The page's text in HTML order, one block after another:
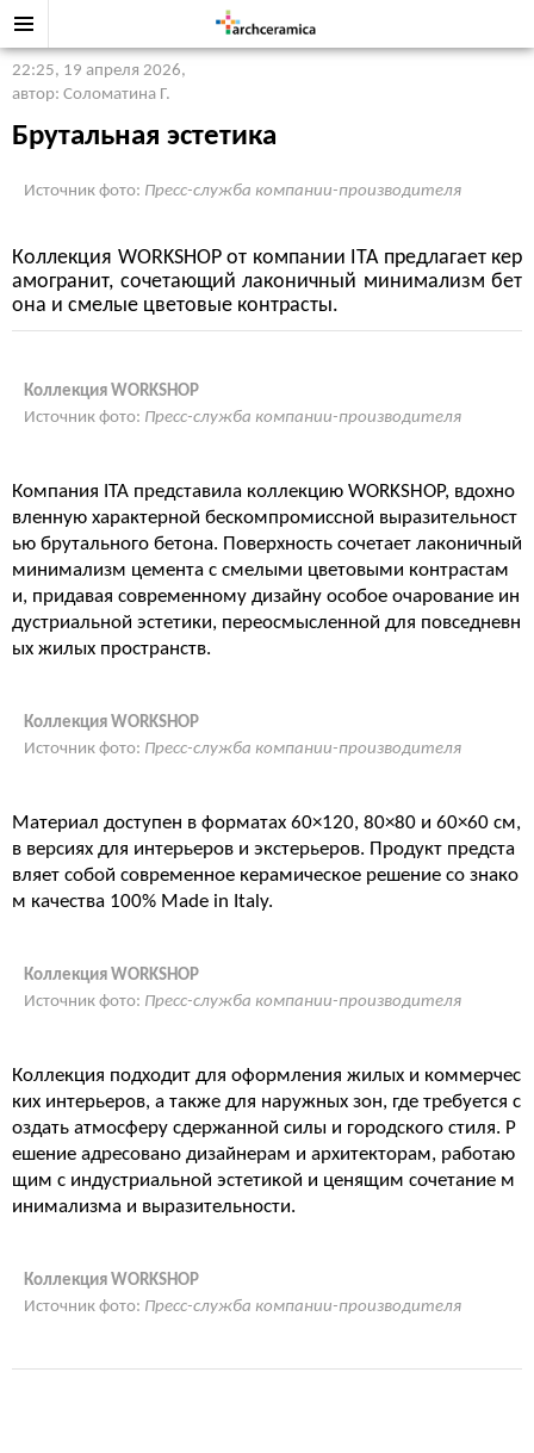
22:25, 19 апреля 2026,
автор: Соломатина Г.
Брутальная эстетика
Источник фото: Пресс-служба компании-производителя
Коллекция WORKSHOP от компании ITA предлагает кер
амогранит, сочетающий лаконичный минимализм бет
она и смелые цветовые контрасты.
Коллекция WORKSHOP
Источник фото: Пресс-служба компании-производителя
Компания ITA представила коллекцию WORKSHOP, вдохно
вленную характерной бескомпромиссной выразительност
ью брутального бетона. Поверхность сочетает лаконичный
минимализм цемента с смелыми цветовыми контрастам
и, придавая современному дизайну особое очарование ин
дустриальной эстетики, переосмысленной для повседневн
ых жилых пространств.
Коллекция WORKSHOP
Источник фото: Пресс-служба компании-производителя
Материал доступен в форматах 60×120, 80×80 и 60×60 см,
в версиях для интерьеров и экстерьеров. Продукт предста
вляет собой современное керамическое решение со знако
м качества 100% Made in Italy.
Коллекция WORKSHOP
Источник фото: Пресс-служба компании-производителя
Коллекция подходит для оформления жилых и коммерчес
ких интерьеров, а также для наружных зон, где требуется с
оздать атмосферу сдержанной силы и городского стиля. Р
ешение адресовано дизайнерам и архитекторам, работаю
щим с индустриальной эстетикой и ценящим сочетание м
инимализма и выразительности.
Коллекция WORKSHOP
Источник фото: Пресс-служба компании-производителя